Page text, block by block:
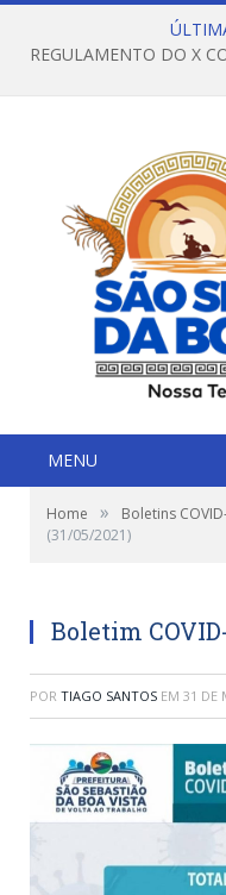
MENU
Home » Boletins
(31/05/2021)
Boletim
POR TIAGO SANTOS EM 31 DE